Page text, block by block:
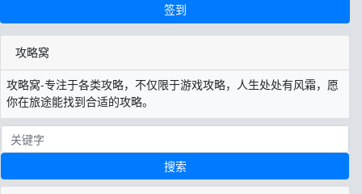
签到
攻略窝
攻略窝-专注于各类攻略，不仅限于游戏攻略，人生处处有风霜，愿
你在旅途能找到合适的攻略。
搜索